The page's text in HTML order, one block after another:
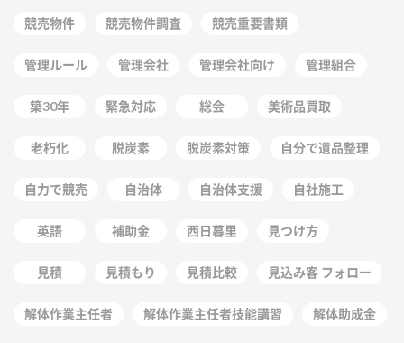
競売物件 競売物件調査 競売重要書類
管理ルール 管理会社 管理会社向け 管理組合
築30年 緊急対応 総会 美術品買取
老朽化 脱炭素 脱炭素対策 自分で遺品整理
自力で競売 自治体 自治体支援 自社施工
英語 補助金 西日暮里 見つけ方
見積 見積もり 見積比較 見込み客 フォロー
解体作業主任者 解体作業主任者技能講習 解体助成金